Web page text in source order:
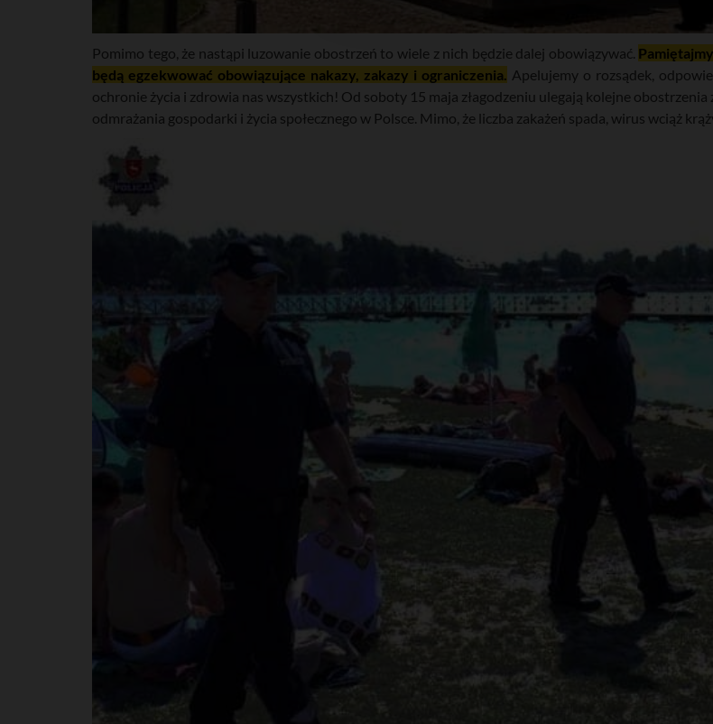
Pomimo tego, że nastąpi luzowanie obostrzeń to wiele z nich będzie dalej obowiązywać.
będą egzekwować obowiązujące nakazy, zakazy i ograniczenia. Apelujemy o rozsądek,
ochronie życia i zdrowia nas wszystkich! Od soboty 15 maja złagodzeniu ulegają kolejne
odmrażania gospodarki i życia społecznego w Polsce. Mimo, że liczba zakażeń spada, wirus wciąż